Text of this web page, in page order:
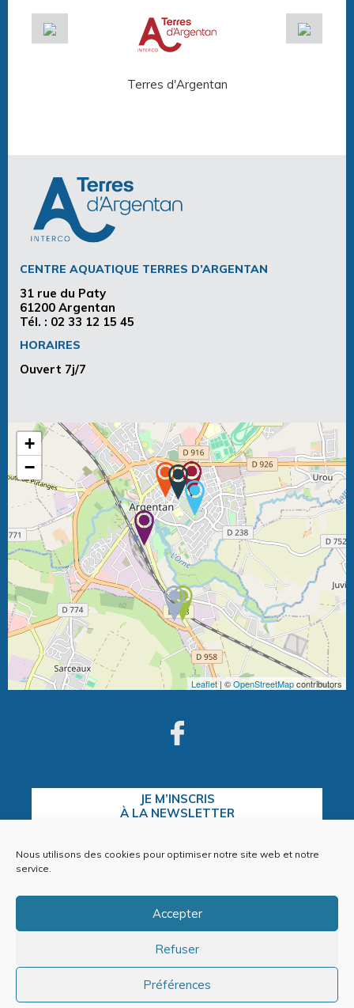
Nous utilisons des cookies pour optimiser notre site web et notre
service.
Accepter
Refuser
Préférences
Terres d'Argentan
CENTRE AQUATIQUE TERRES D’ARGENTAN
31 rue du Paty
61200 Argentan
Tél. : 02 33 12 15 45
HORAIRES
Ouvert 7j/7
+
−
Leaflet| ©OpenStreetMapcontributors
JE M’INSCRIS
À LA NEWSLETTER
Politique de cookies (EU)